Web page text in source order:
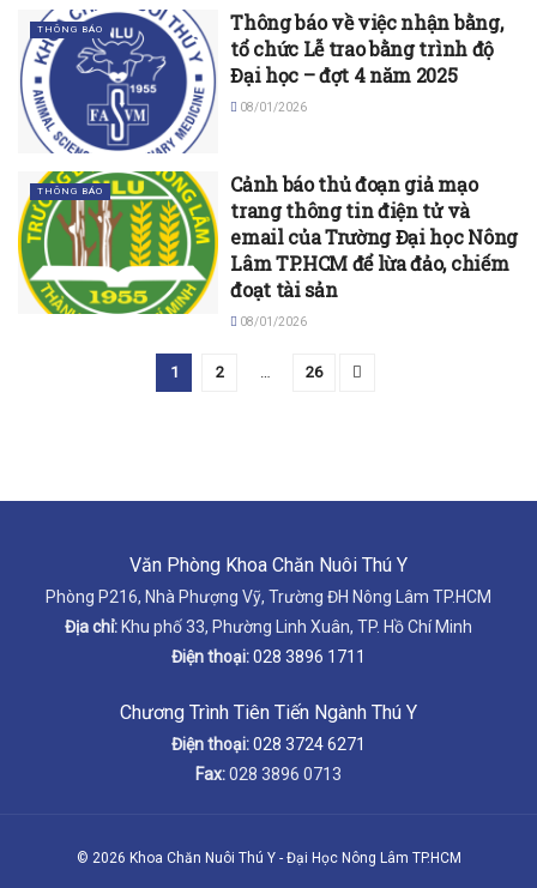
THÔNG BÁO
Thông báo về việc nhận bằng,
tổ chức Lễ trao bằng trình độ
Đại học – đợt 4 năm 2025
08/01/2026
THÔNG BÁO
Cảnh báo thủ đoạn giả mạo
trang thông tin điện tử và
email của Trường Đại học Nông
Lâm TP.HCM để lừa đảo, chiếm
đoạt tài sản
08/01/2026
1 2 26
Văn Phòng Khoa Chăn Nuôi Thú Y
Phòng P216, Nhà Phượng Vỹ, Trường ĐH Nông Lâm TP.HCM
Địa chỉ: Khu phố 33, Phường Linh Xuân, TP. Hồ Chí Minh
Điện thoại:028 3896 1711
Chương Trình Tiên Tiến Ngành Thú Y
Điện thoại:028 3724 6271
Fax:028 3896 0713
© 2026 Khoa Chăn Nuôi Thú Y - Đại Học Nông Lâm TP.HCM